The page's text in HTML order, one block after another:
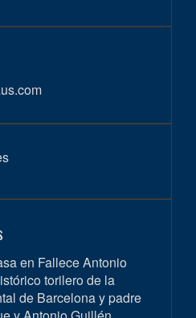
en Fallece Antonio
torilero de la
de Barcelona y padre